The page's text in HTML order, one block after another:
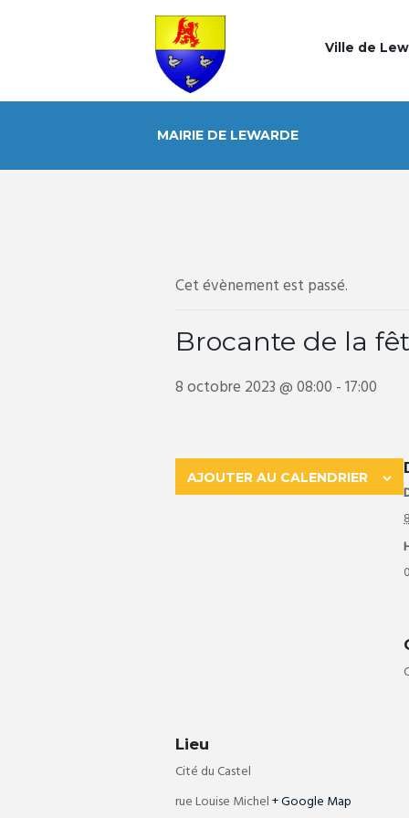
Ville de
MAIRIE DE LEWARDE
Cet évènement est passé.
Brocante de la
8 octobre 2023 @ 08:00 -17:00
AJOUTER AU CALENDRIER
Lieu
Cité du Castel
rue Louise Michel+ Google Map